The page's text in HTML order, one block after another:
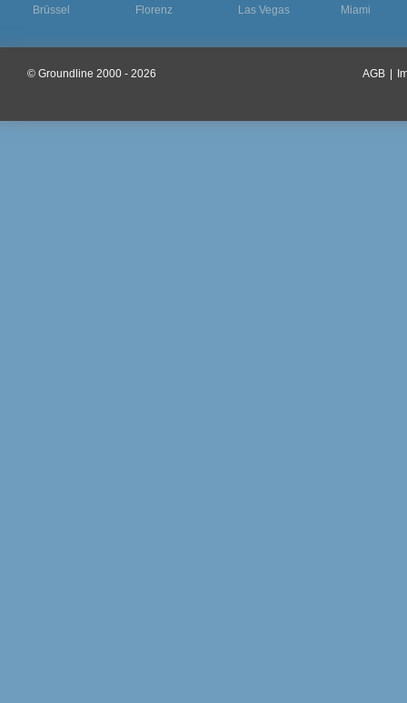
Brüssel
Florenz
Las Vegas
Miami
© Groundline 2000 - 2026 AGB